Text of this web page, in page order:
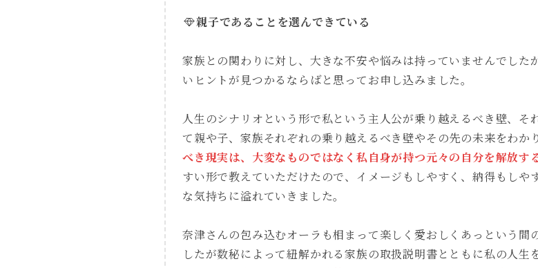
親子であることを選んできている
家族との関わりに対し、大きな不安や悩みは持っていませんでした
いヒントが見つかるならばと思ってお申し込みました。
人生のシナリオという形で私という主人公が乗り越えるべき壁、そ
て親や子、家族それぞれの乗り越えるべき壁やその先の未来をわか
べき現実は、大変なものではなく私自身が持つ元々の自分を解放す
すい形で教えていただけたので、イメージもしやすく、納得もしや
な気持ちに溢れていきました。
奈津さんの包み込むオーラも相まって楽しく愛おしくあっという間
したが数秘によって紐解かれる家族の取扱説明書とともに私の人生